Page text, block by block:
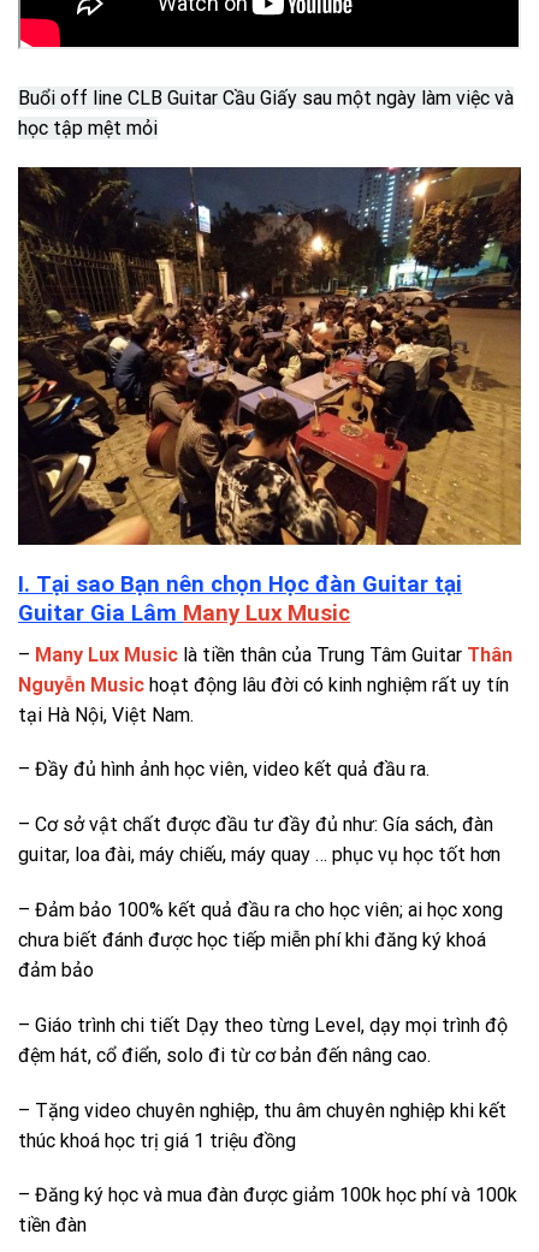
Buổi off line CLB Guitar Cầu Giấy sau một ngày làm việc và
học tập mệt mỏi
I. Tại sao Bạn nên chọn Học đàn Guitar tại
Guitar Gia Lâm Many Lux Music
– Many Lux Music là tiền thân của Trung Tâm Guitar Thân
Nguyễn Music hoạt động lâu đời có kinh nghiệm rất uy tín
tại Hà Nội, Việt Nam.
– Đầy đủ hình ảnh học viên, video kết quả đầu ra.
– Cơ sở vật chất được đầu tư đầy đủ như: Gía sách, đàn
guitar, loa đài, máy chiếu, máy quay … phục vụ học tốt hơn
– Đảm bảo 100% kết quả đầu ra cho học viên; ai học xong
chưa biết đánh được học tiếp miễn phí khi đăng ký khoá
đảm bảo
– Giáo trình chi tiết Dạy theo từng Level, dạy mọi trình độ
đệm hát, cổ điển, solo đi từ cơ bản đến nâng cao.
– Tặng video chuyên nghiệp, thu âm chuyên nghiệp khi kết
thúc khoá học trị giá 1 triệu đồng
– Đăng ký học và mua đàn được giảm 100k học phí và 100k
tiền đàn